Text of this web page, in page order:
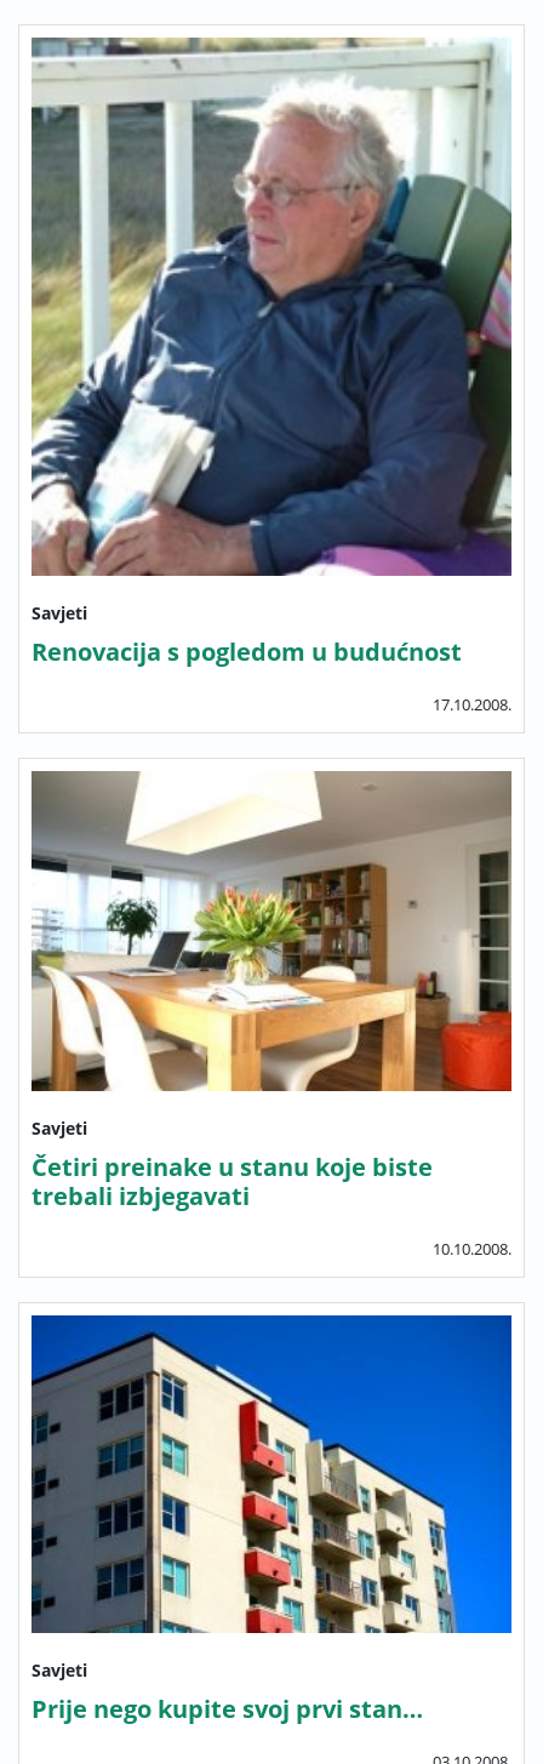
Savjeti
Renovacija s pogledom u budućnost
17.10.2008.
Savjeti
Četiri preinake u stanu koje biste
trebali izbjegavati
10.10.2008.
Savjeti
Prije nego kupite svoj prvi stan…